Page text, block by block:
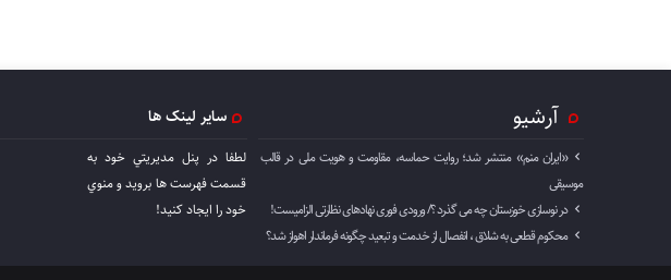
آرشیو
«ایران منم» منتشر شد؛ روایت حماسه، مقاومت و هویت ملی در قالب
موسیقی
در نوسازی خوزستان چه می گذرد ؟/ ورودی فوری نهادهای نظارتی الزامیست!
محکوم قطعی به شلاق ، انفصال از خدمت و تبعید چگونه فرماندار اهواز شد؟
سایر لینک ها
لطفا در پنل مديريتي خود به
قسمت فهرست ها برويد و منوي
خود را ايجاد كنيد!